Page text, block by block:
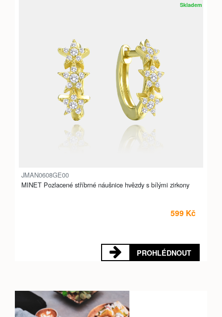
Skladem
JMAN0608GE00
MINET Pozlacené stříbrné náušnice hvězdy s bílými zirkony
599 Kč
PROHLÉDNOUT